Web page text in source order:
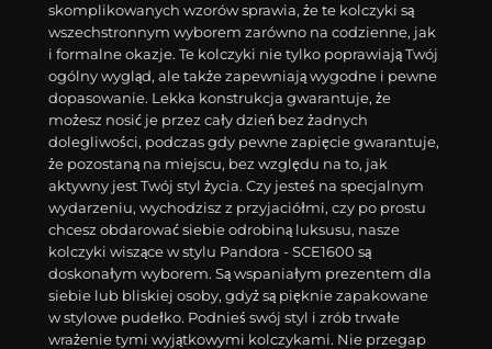
skomplikowanych wzorów sprawia, że te kolczyki są
wszechstronnym wyborem zarówno na codzienne, jak
i formalne okazje. Te kolczyki nie tylko poprawiają Twój
ogólny wygląd, ale także zapewniają wygodne i pewne
dopasowanie. Lekka konstrukcja gwarantuje, że
możesz nosić je przez cały dzień bez żadnych
dolegliwości, podczas gdy pewne zapięcie gwarantuje,
że pozostaną na miejscu, bez względu na to, jak
aktywny jest Twój styl życia. Czy jesteś na specjalnym
wydarzeniu, wychodzisz z przyjaciółmi, czy po prostu
chcesz obdarować siebie odrobiną luksusu, nasze
kolczyki wiszące w stylu Pandora - SCE1600 są
doskonałym wyborem. Są wspaniałym prezentem dla
siebie lub bliskiej osoby, gdyż są pięknie zapakowane
w stylowe pudełko. Podnieś swój styl i zrób trwałe
wrażenie tymi wyjątkowymi kolczykami. Nie przegap